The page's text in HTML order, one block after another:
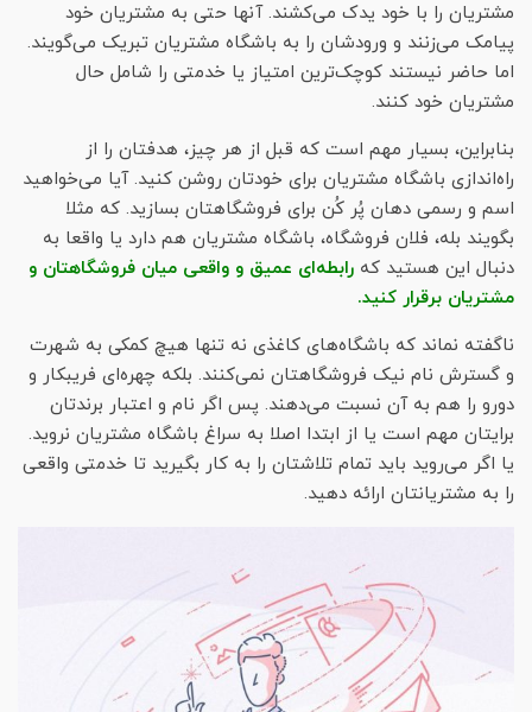
مشتریان را با خود یدک می‌کشند. آنها حتی به مشتریان خود
پیامک می‌زنند و ورودشان را به باشگاه مشتریان تبریک می‌گویند.
اما حاضر نیستند کوچک‌ترین امتیاز یا خدمتی را شامل حال
مشتریان خود کنند.
بنابراین، بسیار مهم است که قبل از هر چیز، هدفتان را از
راه‌اندازی باشگاه مشتریان برای خودتان روشن کنید. آیا می‌خواهید
اسم و رسمی دهان پُر کُن برای فروشگاهتان بسازید. که مثلا
بگویند بله، فلان فروشگاه، باشگاه مشتریان هم دارد یا واقعا به
دنبال این هستید که رابطه‌ای عمیق و واقعی میان فروشگاهتان و
مشتریان برقرار کنید.
ناگفته نماند که باشگاه‌های کاغذی نه تنها هیچ کمکی به شهرت
و گسترش نام نیک فروشگاهتان نمی‌کنند. بلکه چهره‌ای فریبکار و
دورو را هم به آن نسبت می‌دهند. پس اگر نام و اعتبار برندتان
برایتان مهم است یا از ابتدا اصلا به سراغ باشگاه مشتریان نروید.
یا اگر می‌روید باید تمام تلاشتان را به کار بگیرید تا خدمتی واقعی
را به مشتریانتان ارائه دهید.